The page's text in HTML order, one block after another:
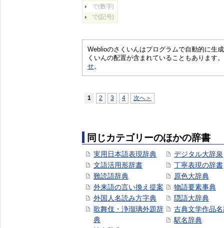
で(数字)
で(記号)
Weblioのさくいんはプログラムで自動的に生
くいんの配置が含まれていることもあります
せ。
1 2 3 4 次へ＞
同じカテゴリーのほかの辞書
実用日本語表現辞典
文語活用形辞書
難読語辞典
外来語の言い換え提案
外国人名読み方字典
歌舞伎・浄瑠璃外題辞
典
デジタル大辞泉
丁寧表現の辞書
原色大辞典
物語要素事典
隠語大辞典
古典文学作品
駅名辞典